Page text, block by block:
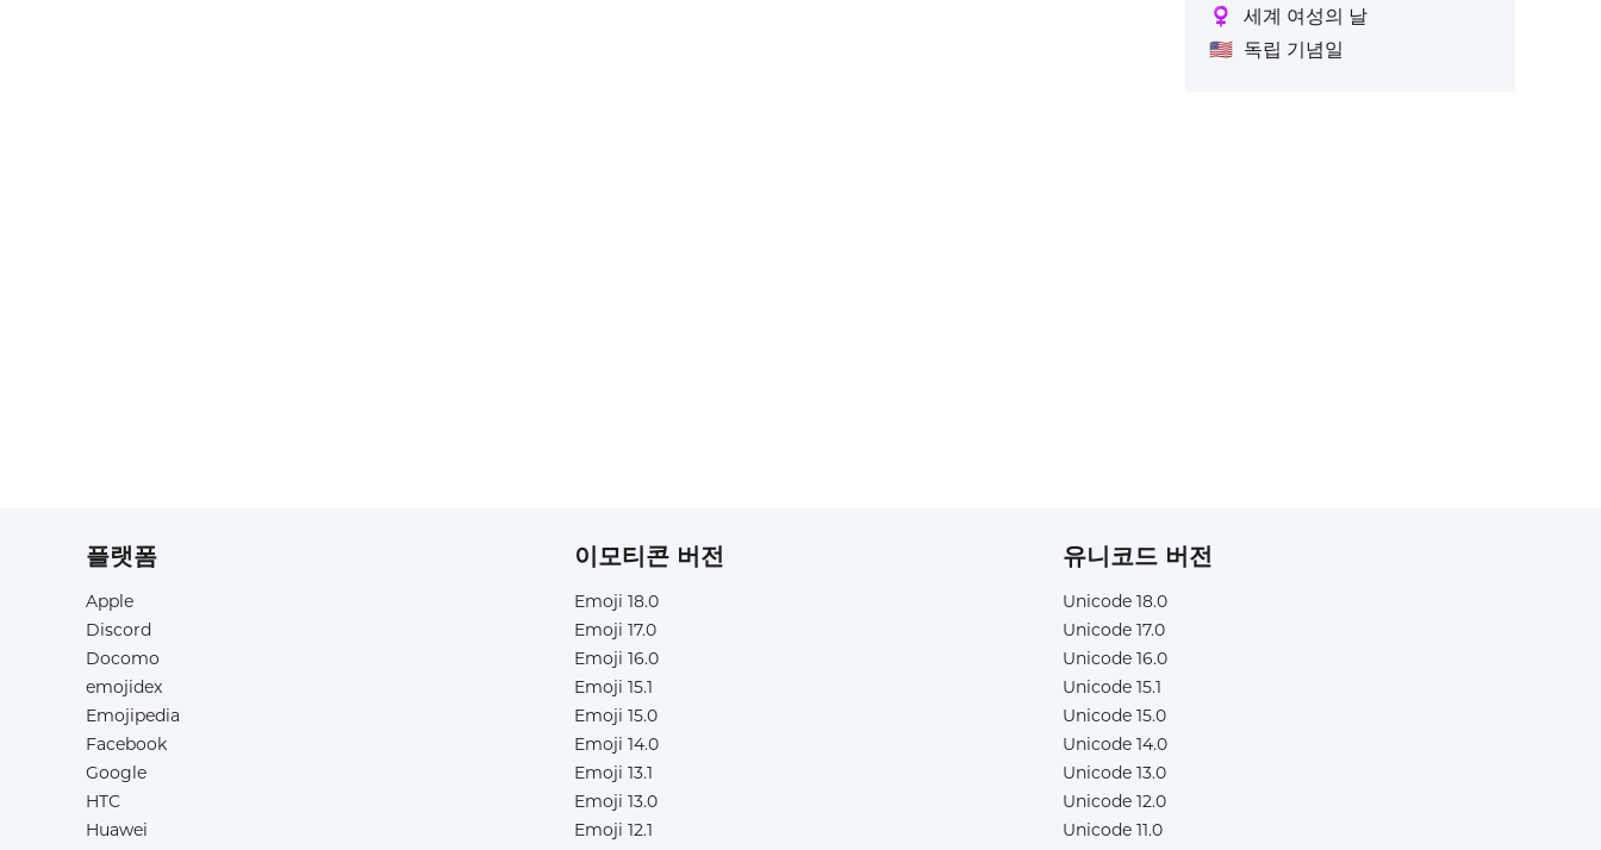
♀️
세계 여성의 날
🇺🇸 독립 기념일
플랫폼
Apple
Discord
Docomo
emojidex
Emojipedia
Facebook
Google
HTC
Huawei
이모티콘 버전
Emoji 18.0
Emoji 17.0
Emoji 16.0
Emoji 15.1
Emoji 15.0
Emoji 14.0
Emoji 13.1
Emoji 13.0
Emoji 12.1
유니코드 버전
Unicode 18.0
Unicode 17.0
Unicode 16.0
Unicode 15.1
Unicode 15.0
Unicode 14.0
Unicode 13.0
Unicode 12.0
Unicode 11.0